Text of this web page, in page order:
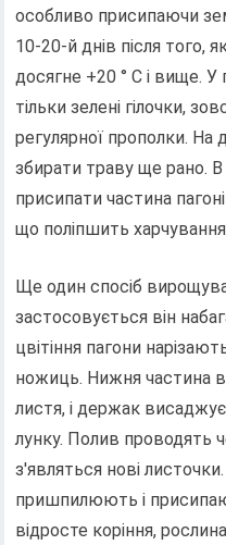
особливо присипаючи
10-20-й днів після того,
досягне +20 ° C і вище.
тільки зелені гілочки,
регулярної прополки. На
збирати траву ще рано.
присипати частина
що поліпшить
Ще один спосіб
застосовується він
цвітіння пагони
ножиць. Нижня частина
листя, і держак
лунку. Полив проводять
з'являться нові
пришпилюють і
відросте коріння,